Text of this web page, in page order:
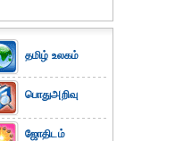
தமிழ் உலகம்
பொதுஅறிவு
ஜோதிடம்